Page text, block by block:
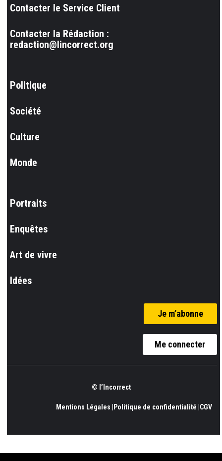
Contacter le Service Client
Contacter la Rédaction :
redaction@lincorrect.org
Politique
Société
Culture
Monde
Portraits
Enquêtes
Art de vivre
Idées
Je m’abonne
Me connecter
© l’Incorrect
Mentions Légales |Politique de confidentialité |CGV